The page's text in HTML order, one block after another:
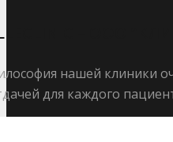
– ООО
нашей клиники
для каждого